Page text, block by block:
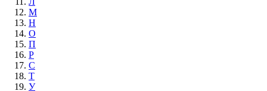
М
Н
О
П
Р
С
Т
У